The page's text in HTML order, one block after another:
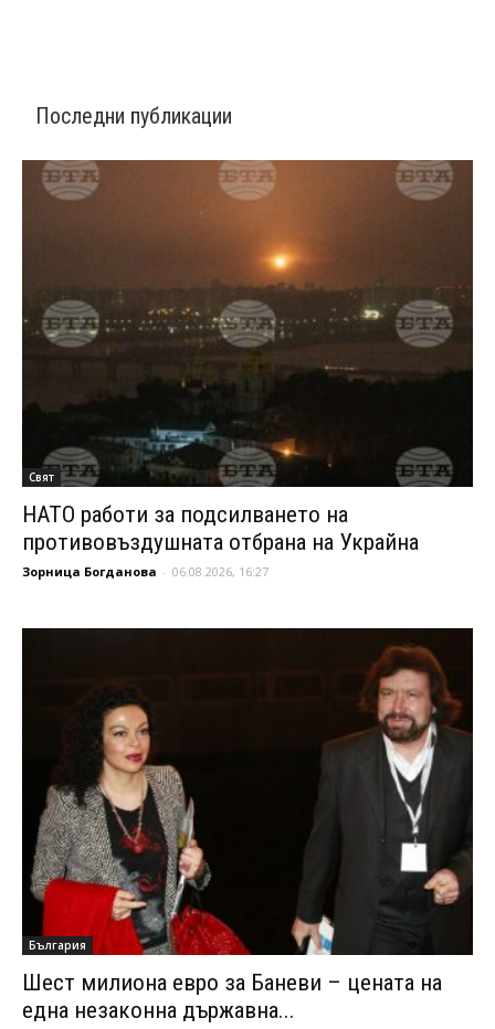
Последни публикации
Свят
НАТО работи за подсилването на
противовъздушната отбрана на Украйна
Зорница Богданова - 06.08.2026, 16:27
България
Шест милиона евро за Баневи – цената на
една незаконна държавна...